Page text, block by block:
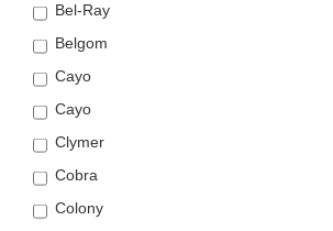
Bel-Ray
Belgom
Cayo
Cayo
Clymer
Cobra
Colony